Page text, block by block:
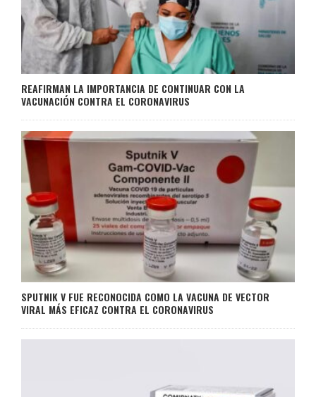
REAFIRMAN LA IMPORTANCIA DE CONTINUAR CON LA
VACUNACIÓN CONTRA EL CORONAVIRUS
SPUTNIK V FUE RECONOCIDA COMO LA VACUNA DE VECTOR
VIRAL MÁS EFICAZ CONTRA EL CORONAVIRUS